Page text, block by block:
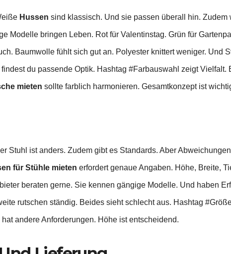
Hussen sind klassisch. Und sie passen überall hin. Zudem
Modelle bringen Leben. Rot für Valentinstag. Grün für
Baumwolle fühlt sich gut an. Polyester knittert weniger. Und
du passende Optik. Hashtag #Farbauswahl zeigt Vielfalt.
mieten sollte farblich harmonieren. Gesamtkonzept ist
Stuhl ist anders. Zudem gibt es Standards. Aber
für Stühle mieten erfordert genaue Angaben. Höhe, Breite,
beraten gerne. Sie kennen gängige Modelle. Und haben
rutschen ständig. Beides sieht schlecht aus. Hashtag
hat andere Anforderungen. Höhe ist entscheidend.